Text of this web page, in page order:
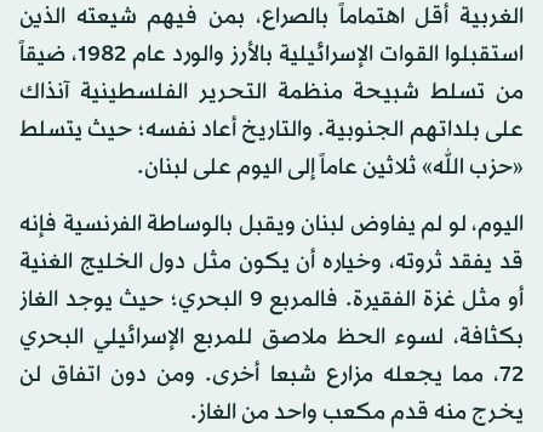
الغربية أقل اهتماماً بالصراع، بمن فيهم شيعته الذين
استقبلوا القوات الإسرائيلية بالأرز والورد عام 1982، ضيقاً
من تسلط شبيحة منظمة التحرير الفلسطينية آنذاك
على بلداتهم الجنوبية. والتاريخ أعاد نفسه؛ حيث يتسلط
«حزب الله» ثلاثين عاماً إلى اليوم على لبنان.
اليوم، لو لم يفاوض لبنان ويقبل بالوساطة الفرنسية فإنه
قد يفقد ثروته، وخياره أن يكون مثل دول الخليج الغنية
أو مثل غزة الفقيرة. فالمربع 9 البحري؛ حيث يوجد الغاز
بكثافة، لسوء الحظ ملاصق للمربع الإسرائيلي البحري
72، مما يجعله مزارع شبعا أخرى. ومن دون اتفاق لن
يخرج منه قدم مكعب واحد من الغاز.